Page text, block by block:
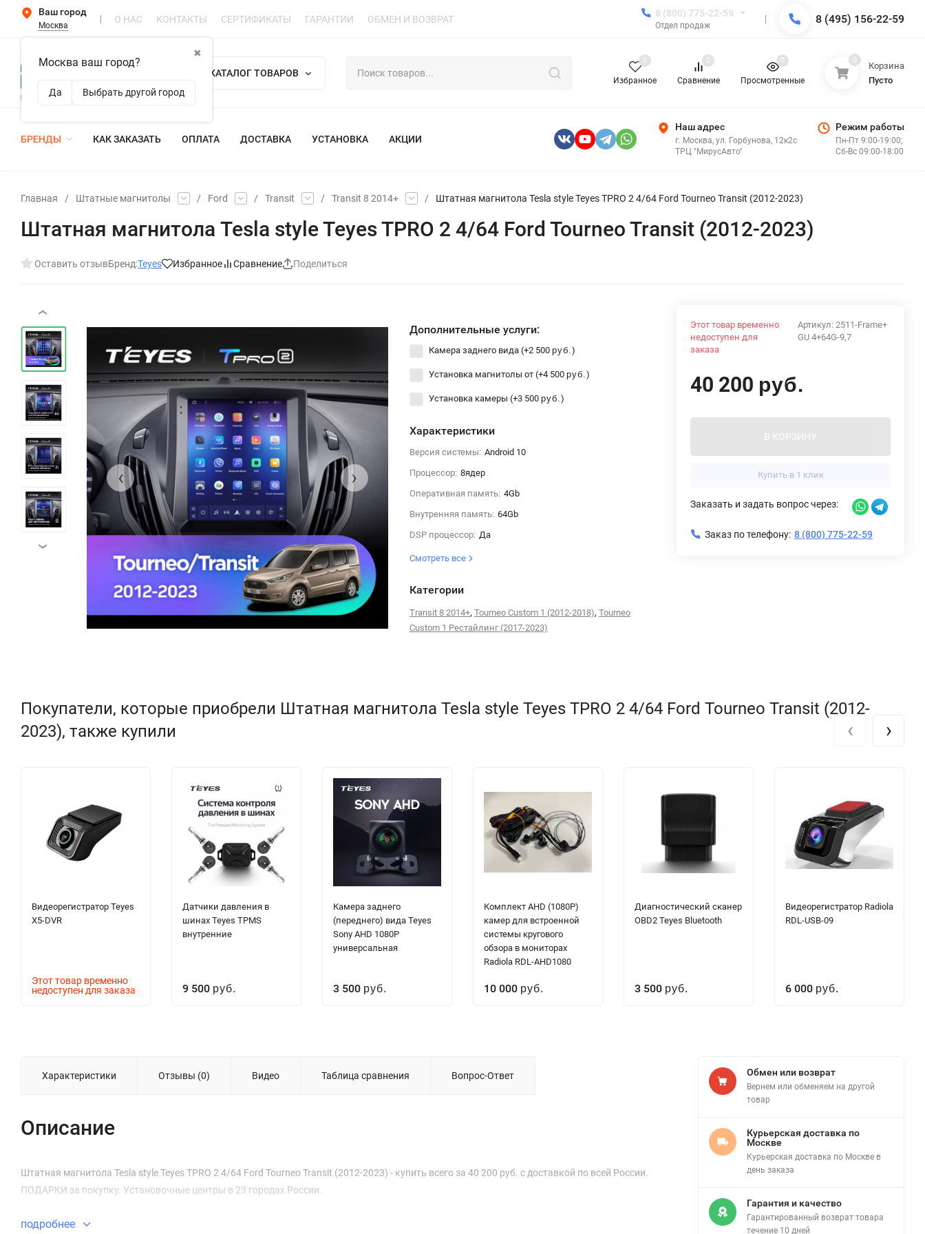
Ваш город
Москва
✖
Москва ваш город?
Да Выбрать другой город
О НАС КОНТАКТЫ СЕРТИФИКАТЫ ГАРАНТИИ ОБМЕН И ВОЗВРАТ
8 (800) 775-22-59
Отдел продаж 8 (495) 156-22-59
КАТАЛОГ ТОВАРОВ
Избранное
0
Сравнение
0
Просмотренные
0 0
Корзина
Пусто
БРЕНДЫ КАК ЗАКАЗАТЬ ОПЛАТА ДОСТАВКА УСТАНОВКА АКЦИИ
Наш адрес
г. Москва, ул. Горбунова, 12к2с
ТРЦ "МирусАвто"
Режим работы
Пн-Пт 9:00-19:00;
Сб-Вс 09:00-18:00
Главная / Штатные магнитолы / Ford / Transit / Transit 8 2014+ / Штатная магнитола Tesla style Teyes TPRO 2 4/64 Ford Tourneo Transit (2012-2023)
Штатная магнитола Tesla style Teyes TPRO 2 4/64 Ford Tourneo Transit (2012-2023)
Оставить отзывБренд:Teyes Избранное Сравнение Поделиться
‹ ›
‹
›
Дополнительные услуги:
Камера заднего вида (+2 500 руб. )
Установка магнитолы от (+4 500 руб. )
Установка камеры (+3 500 руб. )
Характеристики
Версия системы: Android 10
Процессор: 8ядер
Оперативная память: 4Gb
Внутренняя память: 64Gb
DSP процессор: Да
Смотреть все
Категории
Transit 8 2014+, Tourneo Custom 1 (2012-2018), Tourneo
Custom 1 Рестайлинг (2017-2023)
Артикул: 2511-Frame+
GU 4+64G-9,7
Этот товар временно
недоступен для
заказа
40 200 руб.
В КОРЗИНУ
Купить в 1 клик
Заказать и задать вопрос через:
Заказ по телефону: 8 (800) 775-22-59
Покупатели, которые приобрели Штатная магнитола Tesla style Teyes TPRO 2 4/64 Ford Tourneo Transit (2012-
2023), также купили
Видеорегистратор Teyes
X5-DVR
Этот товар временно
недоступен для заказа
Датчики давления в
шинах Teyes TPMS
внутренние
9 500 руб.
Камера заднего
(переднего) вида Teyes
Sony AHD 1080P
универсальная
3 500 руб.
Комплект AHD (1080P)
камер для встроенной
системы кругового
обзора в мониторах
Radiola RDL-AHD1080
10 000 руб.
Диагностический сканер
OBD2 Teyes Bluetooth
3 500 руб.
Видеорегистратор Radiola
RDL-USB-09
6 000 руб.
‹ ›
Характеристики Отзывы (0) Видео Таблица сравнения Вопрос-Ответ
Описание
Штатная магнитола Tesla style Teyes TPRO 2 4/64 Ford Tourneo Transit (2012-2023) - купить всего за 40 200 руб. с доставкой по всей России.
ПОДАРКИ за покупку. Установочные центры в 23 городах России.
подробнее
Обмен или возврат
Вернем или обменяем на другой
товар
Курьерская доставка по
Москве
Курьерская доставка по Москве в
день заказа
Гарантия и качество
Гарантированный возврат товара
течение 10 дней